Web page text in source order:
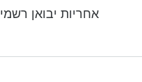
אחריות יבואן רשמי